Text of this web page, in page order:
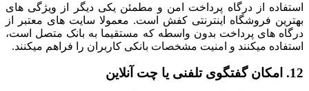
استفاده از درگاه پرداخت امن و مطمئن یکی دیگر از ویژگی های
بهترین فروشگاه اینترنتی کفش است. معمولا سایت های معتبر از
درگاه های پرداخت بدون واسطه که مستقیما به بانک متصل است،
استفاده میکنند و امنیت مشخصات بانکی کاربران را فراهم میکنند.
12. امکان گفتگوی تلفنی یا چت آنلاین